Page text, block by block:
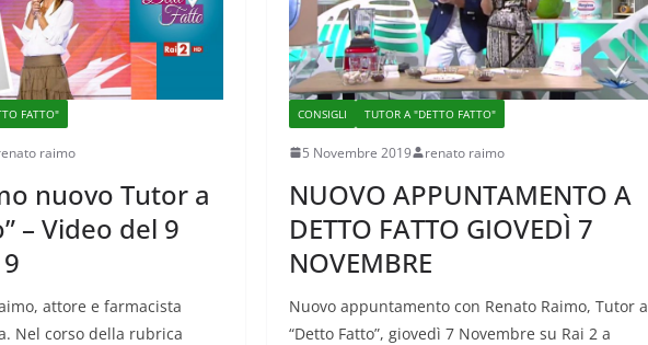
FATTO"
raimo
nuovo Tutor a
– Video del 9
attore e farmacista
Nel corso della rubrica
CONSIGLI TUTOR A "DETTO FATTO"
5 Novembre 2019 renato raimo
NUOVO APPUNTAMENTO A
DETTO FATTO GIOVEDÌ 7
NOVEMBRE
Nuovo appuntamento con Renato Raimo, Tutor a
“Detto Fatto”, giovedì 7 Novembre su Rai 2 a